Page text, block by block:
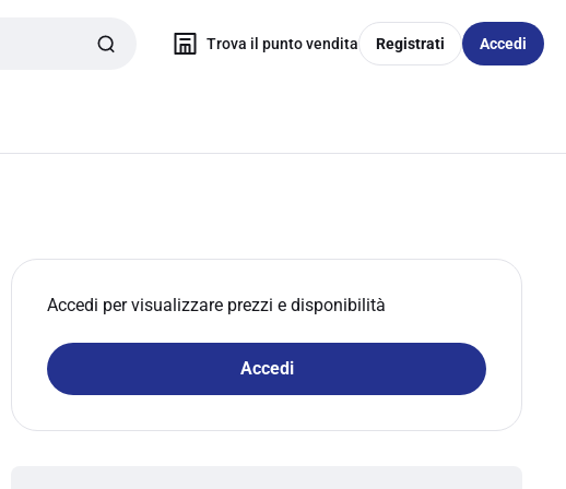
Trova il punto vendita Registrati Accedi
Accedi per visualizzare prezzi e disponibilità
Accedi